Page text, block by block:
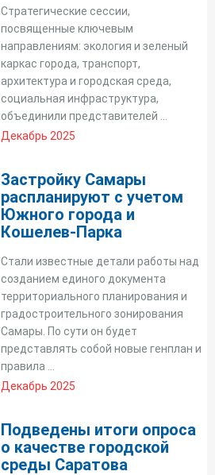
Стратегические сессии,
посвященные ключевым
направлениям: экология и зеленый
каркас города, транспорт,
архитектура и городская среда,
социальная инфраструктура,
объединили представителей ...
Декабрь 2025
Застройку Самары
распланируют с учетом
Южного города и
Кошелев-Парка
Стали известные детали работы над
созданием единого документа
территориального планирования и
градостроительного зонирования
Самары. По сути он будет
представлять собой новые генплан и
правила ...
Декабрь 2025
Подведены итоги опроса
о качестве городской
среды Саратова